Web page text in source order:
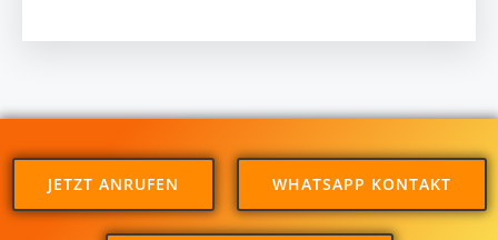
JETZT ANRUFEN WHATSAPP KONTAKT